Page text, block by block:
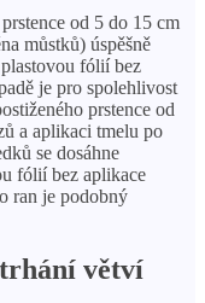
od 5 do 15 cm
můstků) úspěšně
fólií bez
je pro spolehlivost
prstence od
a aplikaci tmelu po
se dosáhne
fólií bez aplikace
ran je podobný
větví